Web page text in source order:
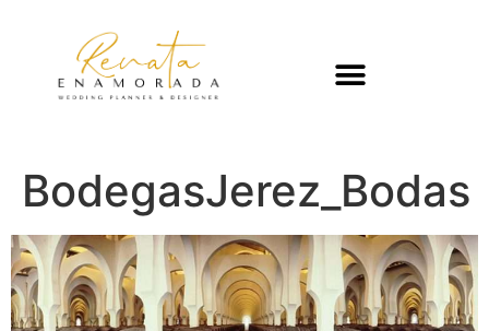
BodegasJerez_Bodas